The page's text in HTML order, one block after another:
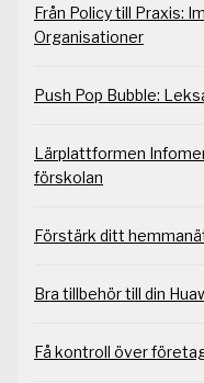
Från Policy till Praxis:
Organisationer
Push Pop Bubble:
Lärplattformen
förskolan
Förstärk ditt
Bra tillbehör till din
Få kontroll över